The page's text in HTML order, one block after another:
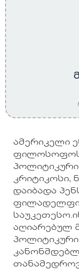
ამერიკელი
კრიტიკოსი,
დაიბადა
აღიარებულ